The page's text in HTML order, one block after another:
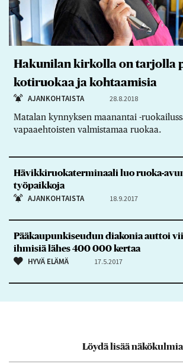
Hakunilan kirkolla on tarjolla
kotiruokaa ja kohtaamisia
AJANKOHTAISTA 28.8.2018
Matalan kynnyksen maanantai -
vapaaehtoisten valmistamaa ruokaa.
Hävikkiruokaterminaali luo ruoka-
työpaikkoja
AJANKOHTAISTA 18.9.2017
Pääkaupunkiseudun diakonia auttoi
ihmisiä lähes 400 000 kertaa
HYVÄ ELÄMÄ 17.5.2017
Löydä lisää näkökulmia